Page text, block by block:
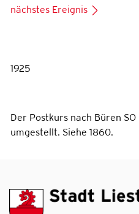
nächstes Ereignis
1925
Der Postkurs nach Büren
umgestellt. Siehe 1860.